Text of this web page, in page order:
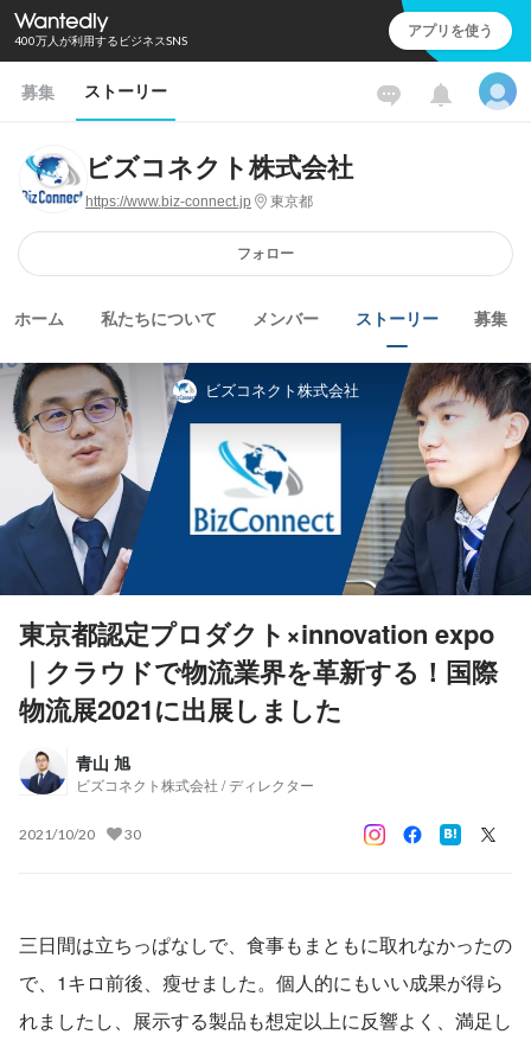
400万人が利用するビジネスSNS アプリを使う
募集 ストーリー
ビズコネクト株式会社
https://www.biz-connect.jp 東京都
フォロー
ホーム 私たちについて メンバー ストーリー 募集
ビズコネクト株式会社
東京都認定プロダクト×innovation expo
｜クラウドで物流業界を革新する！国際
物流展2021に出展しました
青山 旭
ビズコネクト株式会社 / ディレクター
2021/10/20 30
三日間は立ちっぱなしで、食事もまともに取れなかったの
で、1キロ前後、瘦せました。個人的にもいい成果が得ら
れましたし、展示する製品も想定以上に反響よく、満足し